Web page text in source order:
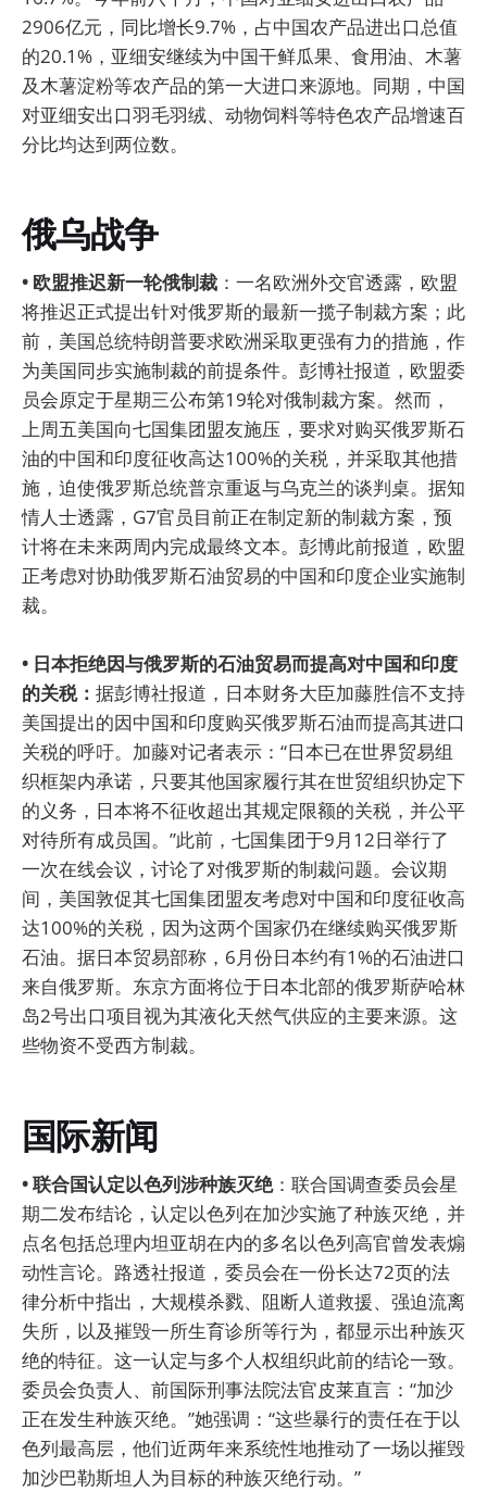
2906亿元，同比增长9.7%，占中国农产品进出口总值
的20.1%，亚细安继续为中国干鲜瓜果、食用油、木薯
及木薯淀粉等农产品的第一大进口来源地。同期，中国
对亚细安出口羽毛羽绒、动物饲料等特色农产品增速百
分比均达到两位数。
俄乌战争
• 欧盟推迟新一轮俄制裁 ：一名欧洲外交官透露，欧盟
将推迟正式提出针对俄罗斯的最新一揽子制裁方案；此
前，美国总统特朗普要求欧洲采取更强有力的措施，作
为美国同步实施制裁的前提条件。彭博社报道，欧盟委
员会原定于星期三公布第19轮对俄制裁方案。然而，
上周五美国向七国集团盟友施压，要求对购买俄罗斯石
油的中国和印度征收高达100%的关税，并采取其他措
施，迫使俄罗斯总统普京重返与乌克兰的谈判桌。据知
情人士透露，G7官员目前正在制定新的制裁方案，预
计将在未来两周内完成最终文本。彭博此前报道，欧盟
正考虑对协助俄罗斯石油贸易的中国和印度企业实施制
裁。
• 日本拒绝因与俄罗斯的石油贸易而提高对中国和印度
的关税： 据彭博社报道，日本财务大臣加藤胜信不支持
美国提出的因中国和印度购买俄罗斯石油而提高其进口
关税的呼吁。加藤对记者表示：“日本已在世界贸易组
织框架内承诺，只要其他国家履行其在世贸组织协定下
的义务，日本将不征收超出其规定限额的关税，并公平
对待所有成员国。”此前，七国集团于9月12日举行了
一次在线会议，讨论了对俄罗斯的制裁问题。会议期
间，美国敦促其七国集团盟友考虑对中国和印度征收高
达100%的关税，因为这两个国家仍在继续购买俄罗斯
石油。据日本贸易部称，6月份日本约有1%的石油进口
来自俄罗斯。东京方面将位于日本北部的俄罗斯萨哈林
岛2号出口项目视为其液化天然气供应的主要来源。这
些物资不受西方制裁。
国际新闻
• 联合国认定以色列涉种族灭绝：联合国调查委员会星
期二发布结论，认定以色列在加沙实施了种族灭绝，并
点名包括总理内坦亚胡在内的多名以色列高官曾发表煽
动性言论。路透社报道，委员会在一份长达72页的法
律分析中指出，大规模杀戮、阻断人道救援、强迫流离
失所，以及摧毁一所生育诊所等行为，都显示出种族灭
绝的特征。这一认定与多个人权组织此前的结论一致。
委员会负责人、前国际刑事法院法官皮莱直言：“加沙
正在发生种族灭绝。”她强调：“这些暴行的责任在于以
色列最高层，他们近两年来系统性地推动了一场以摧毁
加沙巴勒斯坦人为目标的种族灭绝行动。”